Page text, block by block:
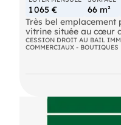
1 065 € 66 m²
Très bel emplacement
vitrine située au cœur
commerçant et
d'une surface d'environ
vente en rez-de-
sol. Loyer attractif : 1
CESSION DROIT AU BAIL
COMMERCIAUX - BOUTIQUES